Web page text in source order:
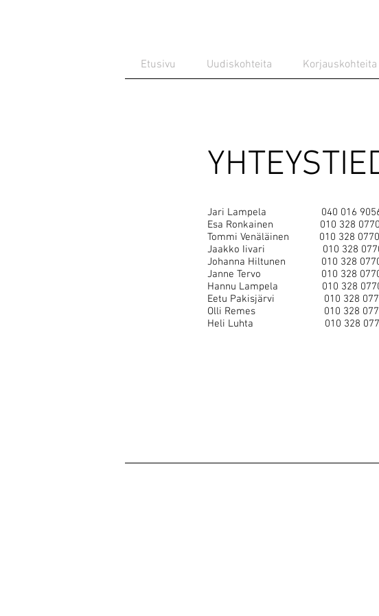
Etusivu Uudiskohteita Korjauskohteita
Jari Lampela 040 016
Esa Ronkainen 010 328 0770
Tommi Venäläinen 010 328 0770
Jaakko Iivari 010 328
Johanna Hiltunen 010 328
Janne Tervo 010 328
Hannu Lampela 010 328
Eetu Pakisjärvi 010 328
Olli Remes 010 328
Heli Luhta 010 328